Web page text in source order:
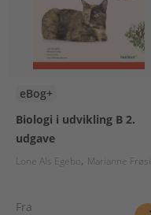
eBog+
Biologi i udvikling B 2.
udgave
Lone Als Egebo Marianne Frøsig
Fra